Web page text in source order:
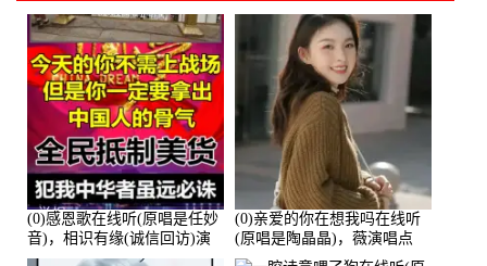
(0)感恩歌在线听(原唱是任妙
音)，相识有缘(诚信回访)演
唱点播:161288次
(0)亲爱的你在想我吗在线听
(原唱是陶晶晶)，薇演唱点
播:159722次